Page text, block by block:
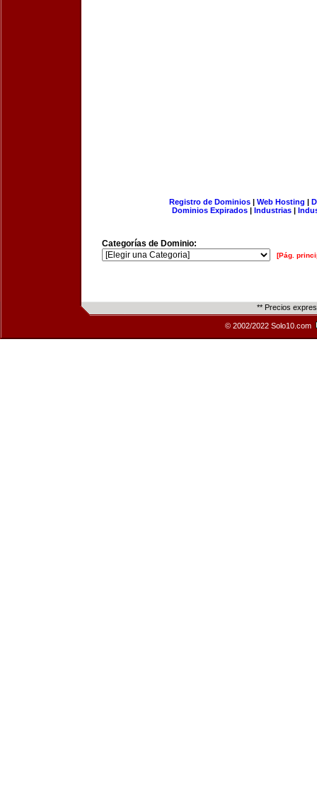
Registro de Dominios| Web Hosting |
Dominios Expirados | Industrias |
Categorías de Dominio:
[Pág.
** Precios
© 2002/2022 Solo10.com